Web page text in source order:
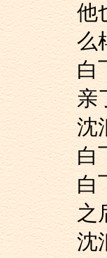
么
亲
之